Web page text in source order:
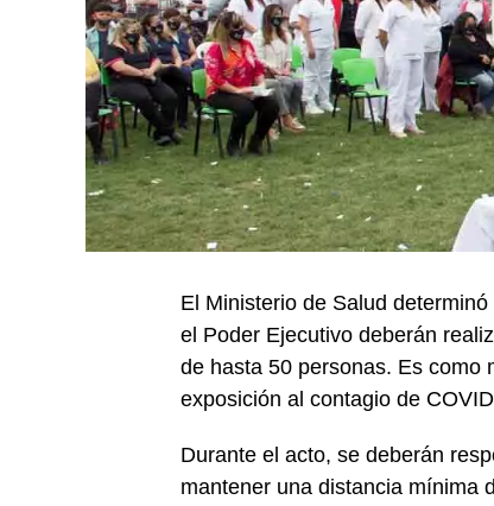
El Ministerio de Salud
el Poder Ejecutivo deberán
de hasta 50 personas. Es como
exposición al contagio de
Durante el acto, se deberán
mantener una distancia mínima